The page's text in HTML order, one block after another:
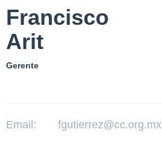
Francisco
Arit
Gerente
Email: fgutierrez@cc.org.mx